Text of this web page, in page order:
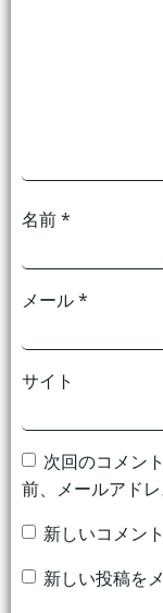
名前*
メール*
サイト
次回のコメン
前、メールアドレ
新しいコメン
新しい投稿を